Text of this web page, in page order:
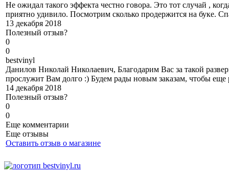
Не ожидал такого эффекта честно говора. Это тот случай ,
приятно удивило. Посмотрим сколько продержится на буке.
13 декабря 2018
Полезный отзыв?
0
0
bestvinyl
Данилов Николай Николаевич, Благодарим Вас за такой
прослужит Вам долго :) Будем рады новым заказам, чтобы
14 декабря 2018
Полезный отзыв?
0
0
Еще комментарии
Еще отзывы
Оставить отзыв о магазине